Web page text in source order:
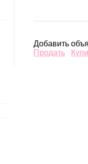
Добавить
Продать